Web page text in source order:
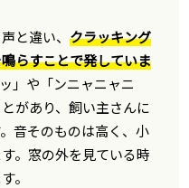
と違い、クラッキング
らすことで発していま
」や「ンニャニャニ
があり、飼い主さんに
音そのものは高く、小
。窓の外を見ている時
。